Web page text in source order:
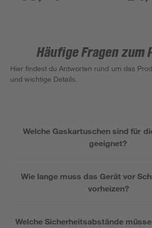
Häufige Fragen zum
Hier findest du Antworten rund um das
und wichtige Details.
Welche Gaskartuschen sind für
geeignet?
Wie lange muss das Gerät vor
vorheizen?
Welche Sicherheitsabstände